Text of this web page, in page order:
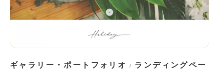
ギャラリー・ポートフォリオ / ランディングペー